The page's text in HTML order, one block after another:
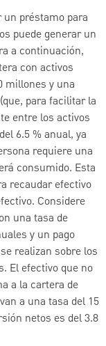
préstamo para
puede generar un
a continuación,
con activos
millones y una
para facilitar la
entre los activos
6.5 % anual, ya
requiere una
consumido. Esta
recaudar efectivo
Considere
una tasa de
y un pago
realizan sobre los
El efectivo que no
a la cartera de
a una tasa del 15
netos es del 3.8